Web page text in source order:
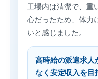
工場内は清潔で、重
心だったため、体力
いと感じました。
高時給の派遣求人
なく安定収入を目